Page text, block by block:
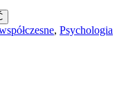
, Psychologia